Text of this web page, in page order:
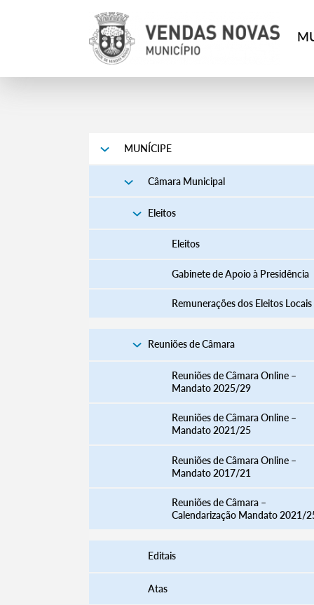
MUNÍCIPE
Câmara Municipal
Eleitos
Eleitos
Gabinete de Apoio à Presidência
Remunerações dos Eleitos Locais
Reuniões de Câmara
Reuniões de Câmara Online –
Mandato 2025/29
Reuniões de Câmara Online –
Mandato 2021/25
Reuniões de Câmara Online –
Mandato 2017/21
Reuniões de Câmara –
Calendarização Mandato 2021/
Editais
Atas